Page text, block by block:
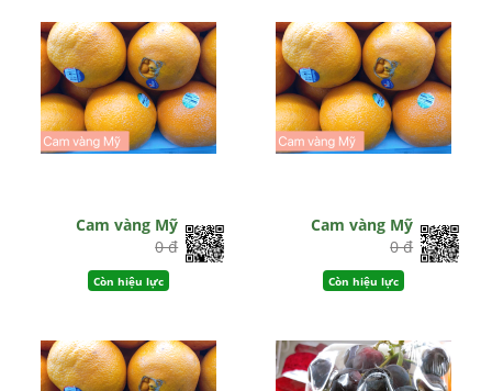
Cam vàng Mỹ
0 đ
Còn hiệu lực
Cam vàng Mỹ
0 đ
Còn hiệu lực